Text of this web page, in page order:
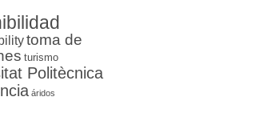
toma de
turismo
Politècnica
áridos